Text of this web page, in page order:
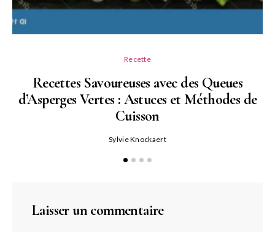
Recette
Recettes Savoureuses avec des Queues
d’Asperges Vertes : Astuces et Méthodes de
Cuisson
Sylvie Knockaert
Laisser un commentaire